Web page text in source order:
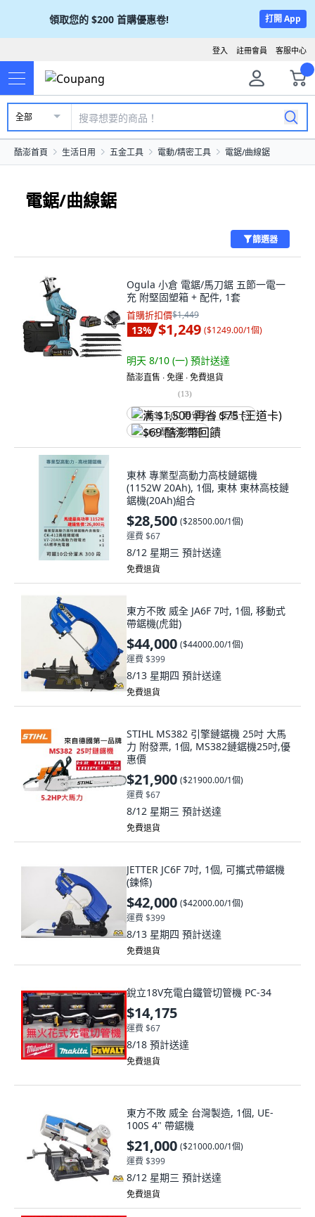
領取您的 $200 首購優惠卷! 打開 App
客服中心
註冊會員
登入
全部
酷澎首頁 生活日用 五金工具 電動/精密工具 電鋸/曲線鋸
電鋸/曲線鋸
篩選器
Ogula 小倉 電鋸/馬刀鋸 五節一電一
充 附堅固塑箱 + 配件, 1套
首購折扣價$1,449
13% $1,249 ($1249.00/1個)
明天 8/10 (一) 預計送達
酷澎直售 ∙ 免運 ∙ 免費退貨
(13)
满 $1,500 再省 $75 (王道卡)
$69 酷澎幣回饋
東林 專業型高動力高枝鏈鋸機
(1152W 20Ah), 1個, 東林 東林高枝鏈
鋸機(20Ah)組合
$28,500 ($28500.00/1個)
運費 $67
8/12 星期三 預計送達
免費退貨
東方不敗 威全 JA6F 7吋, 1個, 移動式
帶鋸機(虎鉗)
$44,000 ($44000.00/1個)
運費 $399
8/13 星期四 預計送達
免費退貨
STIHL MS382 引擎鏈鋸機 25吋 大馬
力 附發票, 1個, MS382鏈鋸機25吋,優
惠價
$21,900 ($21900.00/1個)
運費 $67
8/12 星期三 預計送達
免費退貨
JETTER JC6F 7吋, 1個, 可攜式帶鋸機
(鍊條)
$42,000 ($42000.00/1個)
運費 $399
8/13 星期四 預計送達
免費退貨
銳立18V充電白鐵管切管機 PC-34
$14,175
運費 $67
8/18 預計送達
免費退貨
東方不敗 威全 台灣製造, 1個, UE-
100S 4" 帶鋸機
$21,000 ($21000.00/1個)
運費 $399
8/12 星期三 預計送達
免費退貨